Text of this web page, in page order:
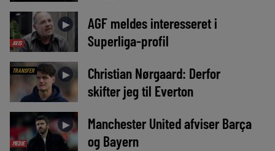
AVIS
►
AGF meldes interesseret i
Superliga-profil
TRANSFER ►
Christian Nørgaard: Derfor
skifter jeg til Everton
MEDIE
►
Manchester United afviser Barça
og Bayern